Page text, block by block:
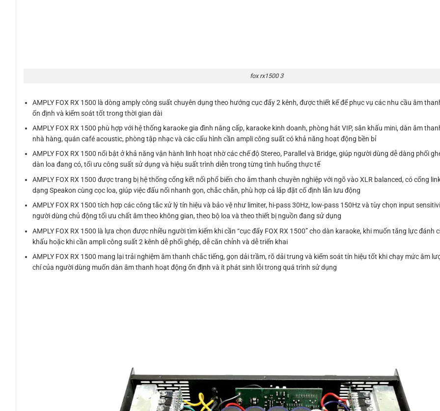
fox rx1500 3
AMPLY FOX RX 1500 là dòng amply công suất chuyên dụng theo hướng cục đẩy 2 kênh, được thiết kế để phục vụ các nhu cầu âm
ổn định và kiểm soát tốt trong thời gian dài
AMPLY FOX RX 1500 phù hợp với hệ thống karaoke gia đình nâng cấp, karaoke kinh doanh, phòng hát VIP, sân khấu mini, dàn âm
nhà hàng, quán café acoustic, phòng tập nhạc và các cấu hình cần ampli công suất có khả năng hoạt động bền bỉ
AMPLY FOX RX 1500 nổi bật ở khả năng vận hành linh hoạt nhờ các chế độ Stereo, Parallel và Bridge, giúp người dùng dễ dàng phối
dàn loa đang có, tối ưu công suất sử dụng và hiệu suất trình diễn trong từng tình huống thực tế
AMPLY FOX RX 1500 được trang bị hệ thống cổng kết nối phổ biến cho âm thanh chuyên nghiệp với ngõ vào XLR balanced, có cổng
dạng Speakon cùng cọc loa, giúp việc đấu nối nhanh gọn, chắc chắn, phù hợp cả lắp đặt cố định lẫn lưu động
AMPLY FOX RX 1500 tích hợp các công tắc xử lý tín hiệu và bảo vệ như limiter, hi-pass 30Hz, low-pass 150Hz và tùy chọn input
người dùng chủ động tối ưu chất âm theo không gian, theo bộ loa và theo thiết bị nguồn đang sử dụng
AMPLY FOX RX 1500 là lựa chọn được nhiều người tìm kiếm khi cần “cục đẩy FOX RX 1500” cho dàn karaoke, khi muốn tăng lực đánh
khấu hoặc khi cần ampli công suất 2 kênh dễ phối ghép, dễ căn chỉnh và dễ triển khai
AMPLY FOX RX 1500 mang lại trải nghiệm âm thanh chắc tiếng, gọn dải trầm, rõ dải trung và kiểm soát tín hiệu tốt khi chạy mức âm
chí của người dùng muốn dàn âm thanh hoạt động ổn định và ít phát sinh lỗi trong quá trình sử dụng